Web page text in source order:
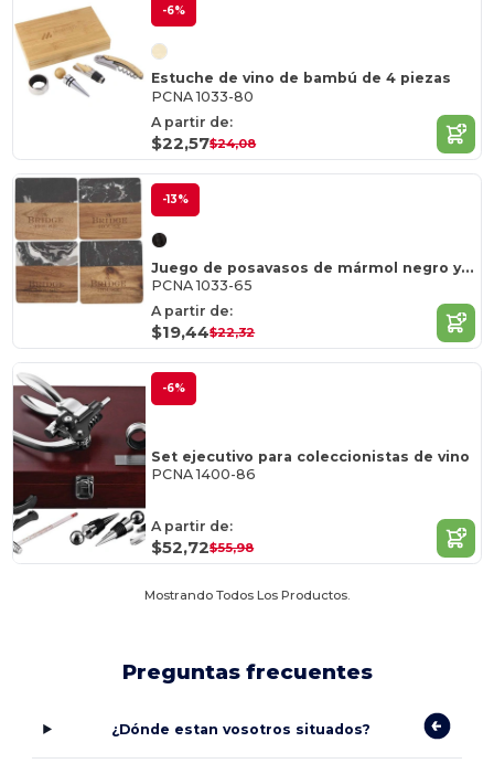
-6%
Estuche de vino de bambú de 4 piezas
PCNA 1033-80
A partir de:
$22,57$24,08
-13%
Juego de posavasos de mármol negro y madera
PCNA 1033-65
A partir de:
$19,44$22,32
-6%
Set ejecutivo para coleccionistas de vino
PCNA 1400-86
A partir de:
$52,72$55,98
Mostrando Todos Los Productos.
Preguntas frecuentes
¿Dónde estan vosotros situados?